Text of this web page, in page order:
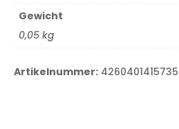
Gewicht
0,05 kg
Artikelnummer: 4260401415735